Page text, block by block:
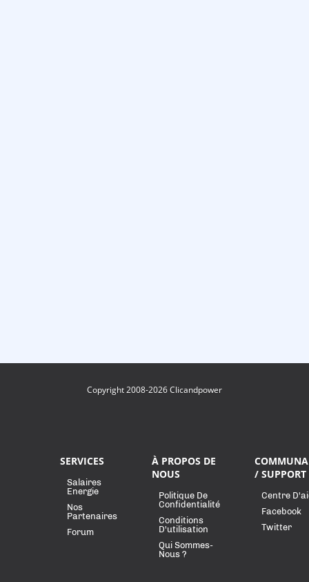
Copyright 2008-2026 Clicandpower
SERVICES
Salaires
Energie
Nos
Partenaires
Forum
À PROPOS DE
NOUS
Politique De
Confidentialité
Conditions
D'utilisation
Qui Sommes-
Nous ?
/ SUPPORT
Centre
Facebook
Twitter